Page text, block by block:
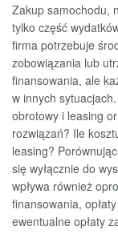
Zakup samochodu,
tylko część
firma potrzebuje
zobowiązania lub
finansowania, ale
w innych
obrotowy i leasing
rozwiązań? Ile
leasing?
się wyłącznie do
wpływa również
finansowania,
ewentualne opłaty